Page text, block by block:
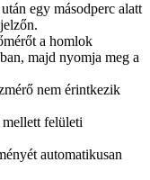
egy másodperc alatt
a homlok
majd nyomja meg a
nem érintkezik
mellett felületi
automatikusan